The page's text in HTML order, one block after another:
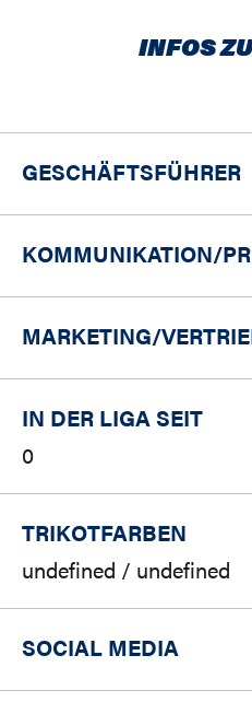
INFOS
GESCHÄFTSFÜHRER
KOMMUNIKATION/PR
MARKETING/
IN DER LIGA SEIT
0
TRIKOTFARBEN
undefined / undefined
SOCIAL MEDIA